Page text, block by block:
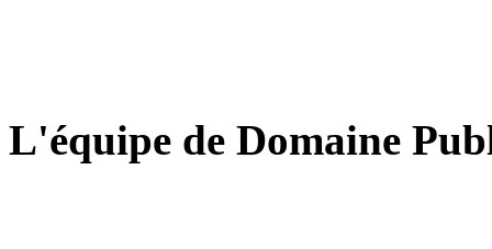
L'équipe de Domaine